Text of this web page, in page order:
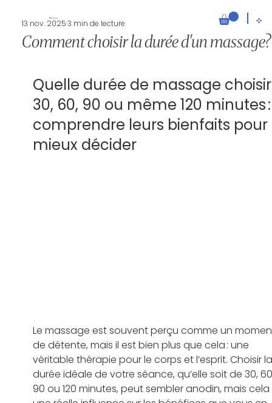
Retour
Comment choisir la durée d'un massage?
13 nov. 20253 min de lecture
Quelle durée de massage
30, 60, 90 ou même 120 minutes
comprendre leurs bienfaits pour
mieux décider
Le massage est souvent perçu comme un
de détente, mais il est bien plus que cela : une
véritable thérapie pour le corps et l’esprit. Choisir
durée idéale de votre séance, qu’elle soit de 30,
90 ou 120 minutes, peut sembler anodin, mais